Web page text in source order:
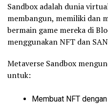
Sandbox adalah dunia
membangun, memiliki dan
bermain game mereka di
menggunakan NFT dan
Metaverse Sandbox
untuk:
Membuat NFT